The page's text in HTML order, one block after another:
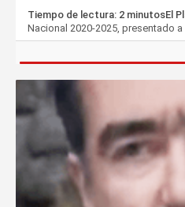
Tiempo de lectura: 2 minutosEl
Nacional 2020-2025, presentado